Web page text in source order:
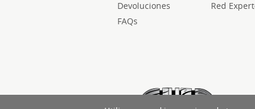
Devoluciones
FAQs
Red